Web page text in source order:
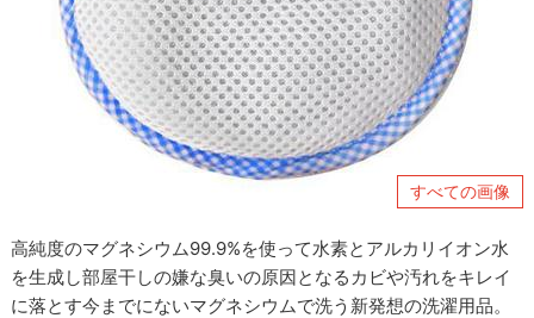
すべての画像
高純度のマグネシウム99.9%を使って水素とアルカリイオン水
を生成し部屋干しの嫌な臭いの原因となるカビや汚れをキレイ
に落とす今までにないマグネシウムで洗う新発想の洗濯用品。